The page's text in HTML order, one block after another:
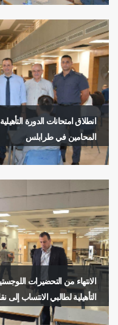
انطلاق امتحانات الدورة
المحامين في طرابلس
الانتهاء من التحضيرات
التأهيلية لطالبي الانتساب